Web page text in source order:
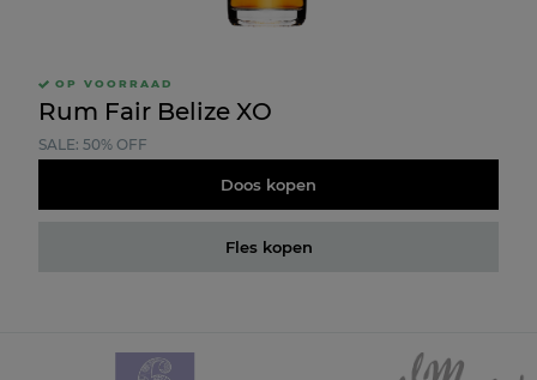
OP VOORRAAD
Rum Fair Belize XO
SALE: 50% OFF
Doos kopen
Fles kopen